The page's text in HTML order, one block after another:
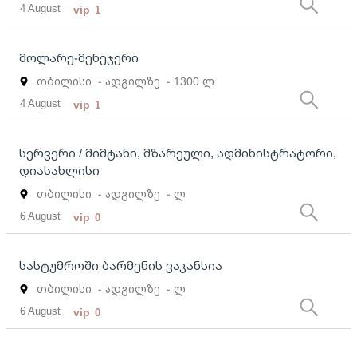
4 August vip 1
მოლარე-მენეჯერი
თბილისი - ადგილზე - 1300 ლ
4 August vip 1
სერვერი / მიმტანი, მზარეული, ადმინისტრატორი,
დიასახლისი
თბილისი - ადგილზე - ლ
6 August vip 0
სასტუმროში ბარმენის ვაკანსია
თბილისი - ადგილზე - ლ
6 August vip 0